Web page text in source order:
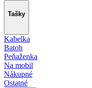
Tašky
Kabelka
Batoh
Peňaženka
Na mobil
Nákupné
Ostatné